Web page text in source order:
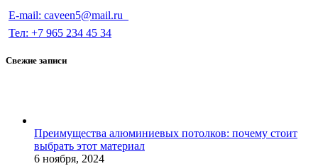
E-mail: caveen5@mail.ru
Тел: +7 965 234 45 34
Свежие записи
Преимущества алюминиевых потолков: почему стоит
выбрать этот материал
6 ноября, 2024